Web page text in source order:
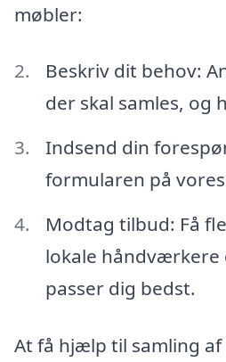
møbler:
Beskriv dit behov:
der skal samles, og
Indsend din
formularen på
Modtag tilbud: Få
lokale
passer dig bedst.
At få hjælp til samling